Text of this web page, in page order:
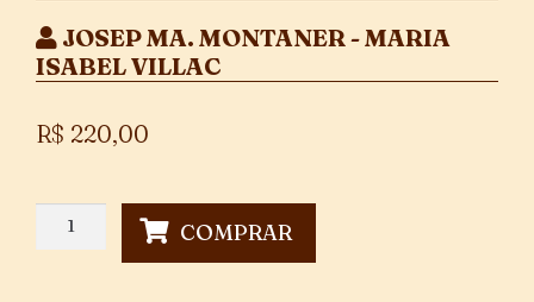
JOSEP MA. MONTANER - MARIA
ISABEL VILLAC
R$ 220,00
Paulo
COMPRAR